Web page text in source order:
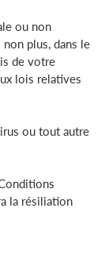
ou non
plus, dans le
de votre
lois relatives
ou tout autre
la résiliation